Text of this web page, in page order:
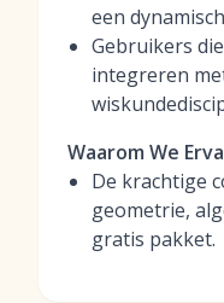
een
Gebruikers
integreren
Waarom We
De krachtige
geometrie,
gratis pakket.